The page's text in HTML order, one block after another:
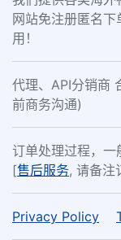
网站免注册匿名
用！
代理、API分销商
前商务沟通)
订单处理过程，一
[售后服务, 请备注
Privacy Policy